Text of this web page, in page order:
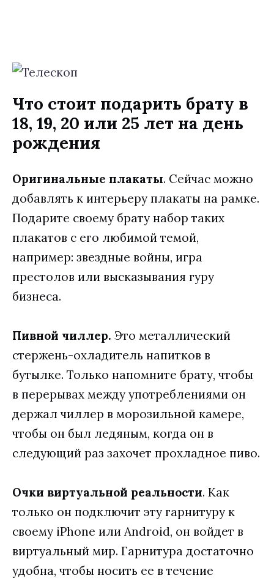
Что стоит подарить брату в
18, 19, 20 или 25 лет на день
рождения
Оригинальные плакаты. Сейчас можно
добавлять к интерьеру плакаты на рамке.
Подарите своему брату набор таких
плакатов с его любимой темой,
например: звездные войны, игра
престолов или высказывания гуру
бизнеса.
Пивной чиллер. Это металлический
стержень-охладитель напитков в
бутылке. Только напомните брату, чтобы
в перерывах между употреблениями он
держал чиллер в морозильной камере,
чтобы он был ледяным, когда он в
следующий раз захочет прохладное пиво.
Очки виртуальной реальности. Как
только он подключит эту гарнитуру к
своему iPhone или Android, он войдет в
виртуальный мир. Гарнитура достаточно
удобна, чтобы носить ее в течение